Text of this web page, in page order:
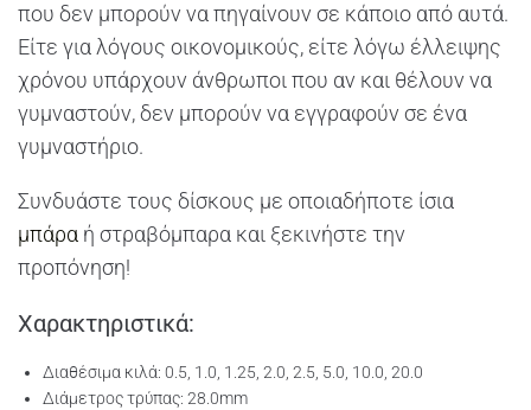
που δεν μπορούν να πηγαίνουν σε κάποιο από αυτά.
Είτε για λόγους οικονομικούς, είτε λόγω έλλειψης
χρόνου υπάρχουν άνθρωποι που αν και θέλουν να
γυμναστούν, δεν μπορούν να εγγραφούν σε ένα
γυμναστήριο.
Συνδυάστε τους δίσκους με οποιαδήποτε ίσια
μπάρα ή στραβόμπαρα και ξεκινήστε την
προπόνηση!
Χαρακτηριστικά:
Διαθέσιμα κιλά: 0.5, 1.0, 1.25, 2.0, 2.5, 5.0, 10.0, 20.0
Διάμετρος τρύπας: 28.0mm